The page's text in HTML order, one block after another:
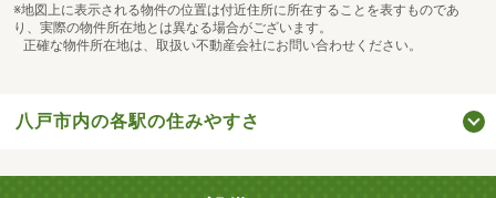
※地図上に表示される物件の位置は付近住所に所在することを表すものであ
り、実際の物件所在地とは異なる場合がございます。
正確な物件所在地は、取扱い不動産会社にお問い合わせください。
八戸市内の各駅の住みやすさ